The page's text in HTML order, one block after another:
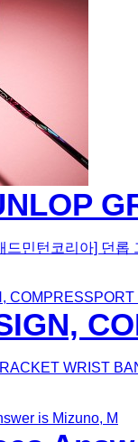
민턴코리아] 던
WRIST